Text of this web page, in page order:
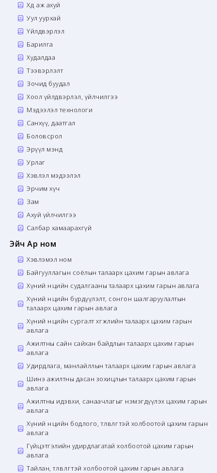
Хөдөө аж ахуй
Уул уурхай
Үйлдвэрлэл
Барилга
Худалдаа
Тээвэрлэлт
Зочид буудал
Хоол үйлдвэрлэл, үйлчилгээ
Мэдээлэл технологи
Санхүү, даатгал
Боловсрол
Эрүүл мэнд
Урлаг
Хэвлэл мэдээлэл
Эрчим хүч
Зам
Ахуй үйлчилгээ
Салбар хамаарахгүй
Эйч Ар ном
Хэвлэмэл ном
Байгууллагын соёлын талаарх цахим гарын авлага
Хүний нөөцийн судалгааны талаарх цахим гарын авлага
Хүний нөөцийн бүрдүүлэлт, сонгон шалгаруулалтын
талаарх цахим гарын авлага
Хүний нөөцийн сургалт хөгжлийн талаарх цахим гарын
авлага
Ажилтны сайн сайхан байдлын талаарх цахим гарын
авлага
Удирдлага, манлайллын талаарх цахим гарын авлага
Шинэ ажилтны дасан зохицлын талаарх цахим гарын
авлага
Ажилтны идэвхи, санаачлагыг нэмэгдүүлэх цахим гарын
авлага
Хүний нөөцийн бодлого, төлөвлөгөөтэй холбоотой цахим гарын
авлага
Гүйцэтгэлийн удирдлагатай холбоотой цахим гарын
авлага
Тайлан, төлөвлөгөөтэй холбоотой цахим гарын авлага